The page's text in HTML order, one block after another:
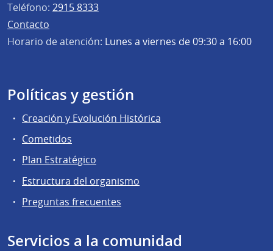
Teléfono: 2915 8333
Contacto
Horario de atención: Lunes a viernes de 09:30 a 16:00
Políticas y gestión
Creación y Evolución Histórica
Cometidos
Plan Estratégico
Estructura del organismo
Preguntas frecuentes
Servicios a la comunidad